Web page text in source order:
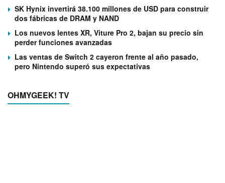
SK Hynix invertirá 38.100 millones de USD para construir
dos fábricas de DRAM y NAND
Los nuevos lentes XR, Viture Pro 2, bajan su precio sin
perder funciones avanzadas
Las ventas de Switch 2 cayeron frente al año pasado,
pero Nintendo superó sus expectativas
OHMYGEEK! TV